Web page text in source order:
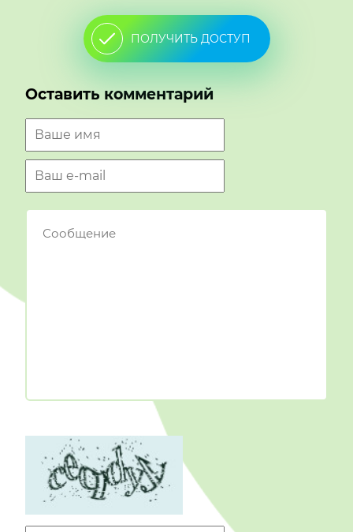
ПОЛУЧИТЬ ДОСТУП
Оставить комментарий